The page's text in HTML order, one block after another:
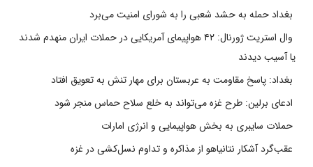
بغداد حمله به حشد شعبی را به شورای امنیت می‌برد
وال استریت ژورنال: ۴۲ هواپیمای آمریکایی در حملات ایران منهدم شدند
یا آسیب دیدند
بغداد: پاسخ مقاومت به عربستان برای مهار تنش به تعویق افتاد
ادعای برلین: طرح غزه می‌تواند به خلع سلاح حماس منجر شود
حملات سایبری به بخش هواپیمایی و انرژی امارات
عقب‌گرد آشکار نتانیاهو از مذاکره و تداوم نسل‌کشی در غزه